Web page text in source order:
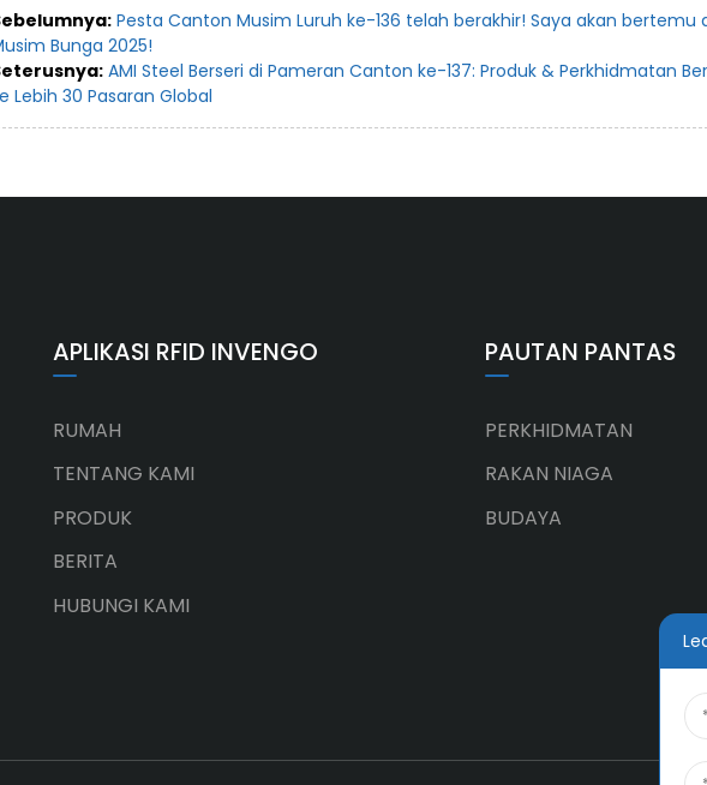
Pesta Canton Musim Luruh ke-136 telah berakhir! Saya akan bertemu
Bunga 2025!
AMI Steel Berseri di Pameran Canton ke-137: Produk & Perkhidmatan
Lebih 30 Pasaran Global
APLIKASI RFID INVENGO
RUMAH
TENTANG KAMI
PRODUK
BERITA
HUBUNGI KAMI
PAUTAN PANTAS
PERKHIDMATAN
RAKAN NIAGA
BUDAYA